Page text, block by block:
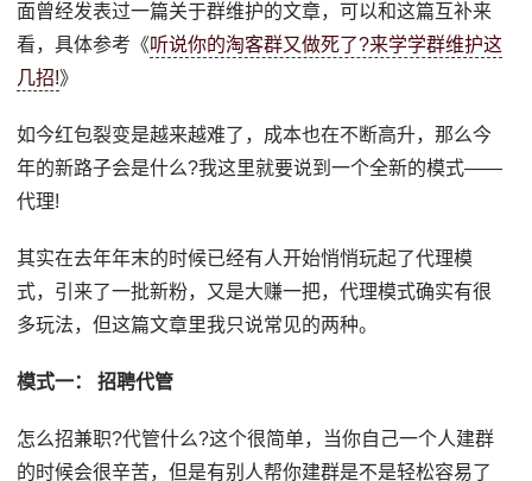
面曾经发表过一篇关于群维护的文章，可以和这篇互补来
看，具体参考《听说你的淘客群又做死了?来学学群维护这
几招!》
如今红包裂变是越来越难了，成本也在不断高升，那么今
年的新路子会是什么?我这里就要说到一个全新的模式——
代理!
其实在去年年末的时候已经有人开始悄悄玩起了代理模
式，引来了一批新粉，又是大赚一把，代理模式确实有很
多玩法，但这篇文章里我只说常见的两种。
模式一： 招聘代管
怎么招兼职?代管什么?这个很简单，当你自己一个人建群
的时候会很辛苦，但是有别人帮你建群是不是轻松容易了